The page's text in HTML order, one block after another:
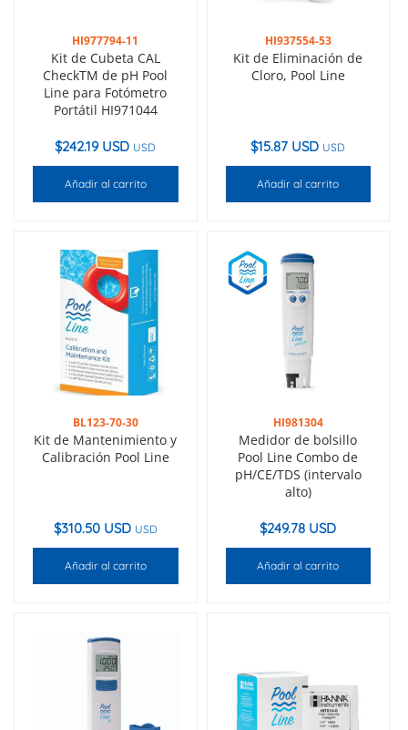
HI977794-11
Kit de Cubeta CAL
CheckTM de pH Pool
Line para Fotómetro
Portátil HI971044
$242.19 USD USD
Añadir al carrito
HI937554-53
Kit de Eliminación de
Cloro, Pool Line
$15.87 USD USD
Añadir al carrito
BL123-70-30
Kit de Mantenimiento y
Calibración Pool Line
$310.50 USD USD
Añadir al carrito
HI981304
Medidor de bolsillo
Pool Line Combo de
pH/CE/TDS (intervalo
alto)
$249.78 USD
Añadir al carrito